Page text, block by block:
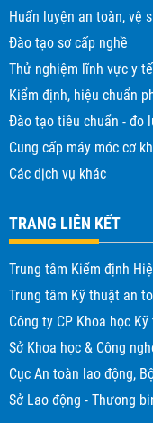
Huấn luyện an toàn, vệ
Đào tạo sơ cấp nghề
Thử nghiệm lĩnh vực y tế
Kiểm định, hiệu chuẩn
Đào tạo tiêu chuẩn - đo
Cung cấp máy móc cơ
Các dịch vụ khác
TRANG LIÊN KẾT
Trung tâm Kiểm định
Trung tâm Kỹ thuật an
Công ty CP Khoa học
Sở Khoa học & Công
Cục An toàn lao động,
Sở Lao động - Thương